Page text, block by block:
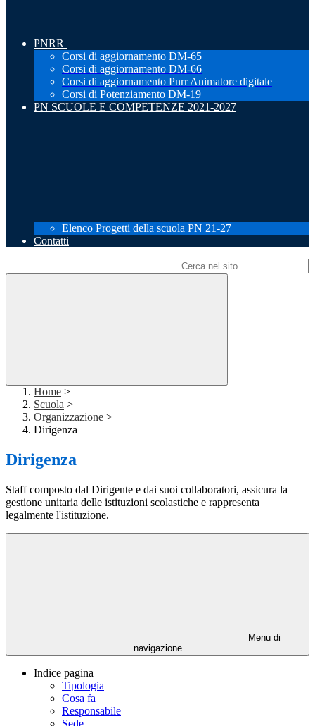
PNRR
Corsi di aggiornamento DM-65
Corsi di aggiornamento DM-66
Corsi di aggiornamento Pnrr Animatore digitale
Corsi di Potenziamento DM-19
PN SCUOLE E COMPETENZE 2021-2027
Elenco Progetti della scuola PN 21-27
Contatti
Home >
Scuola >
Organizzazione >
Dirigenza
Dirigenza
Staff composto dal Dirigente e dai suoi collaboratori, assicura la
gestione unitaria delle istituzioni scolastiche e rappresenta
legalmente l'istituzione.
Menu di
navigazione
Indice pagina
Tipologia
Cosa fa
Responsabile